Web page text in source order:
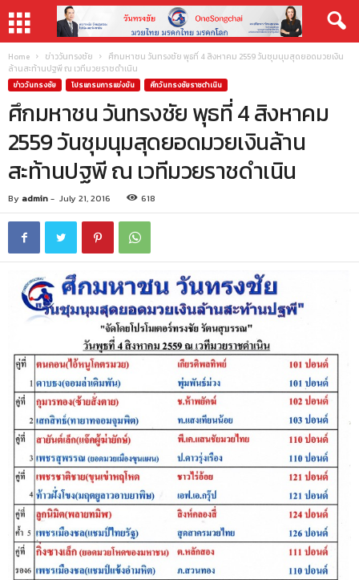
Home ข่าววันทรงชัย
ศึกมหาชน วันทรงชัย พุธที่ 4 สิงหาคม 2559 วันชุมนุมสุดยอดมวยเงิน
ล้านสะท้านปฐพี ณ เวทีมวยราชดำเนิน
ข่าววันทรงชัย โปรแกรมการแข่งขัน ศึกวันทรงชัยราชดำเนิน
ศึกมหาชน วันทรงชัย พุธที่ 4 สิงหาคม
2559 วันชุมนุมสุดยอดมวยเงินล้าน
สะท้านปฐพี ณ เวทีมวยราชดำเนิน
By admin- July 21, 2016 618